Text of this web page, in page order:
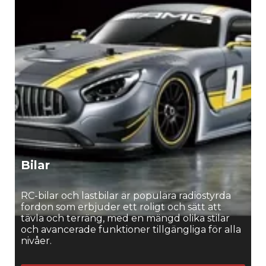
spännande äventyr med radiostyrda fordon från
AutoPartner!
Bilar
RC-bilar och lastbilar är populära radiostyrda
fordon som erbjuder ett roligt och sätt att
tävla och terräng, med en mängd olika stilar
och avancerade funktioner tillgängliga för alla
nivåer.